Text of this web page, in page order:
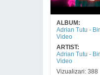
ALBUM:
Adrian Tutu -
Video
ARTIST:
Adrian Tutu -
Video
Vizualizari: 388